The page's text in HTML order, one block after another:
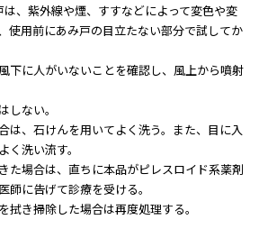
、紫外線や煙、すすなどによって変色や変
使用前にあみ戸の目立たない部分で試してか
下に人がいないことを確認し、風上から噴射
ない。
は、石けんを用いてよく洗う。また、目に入
く洗い流す。
た場合は、直ちに本品がピレスロイド系薬剤
師に告げて診療を受ける。
き掃除した場合は再度処理する。